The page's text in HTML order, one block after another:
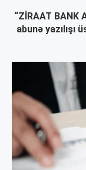
“ZİRAAT BANK
abunə